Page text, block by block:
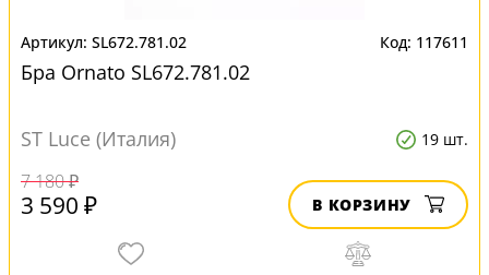
SL672.781.02 117611
Бра Ornato SL672.781.02
ST Luce (Италия) 19 шт.
7 180 ₽
3 590 ₽ В КОРЗИНУ